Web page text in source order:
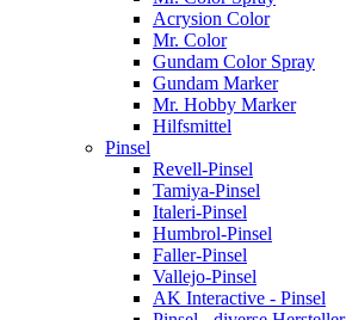
Acrysion Color
Mr. Color
Gundam Color Spray
Gundam Marker
Mr. Hobby Marker
Hilfsmittel
Pinsel
Revell-Pinsel
Tamiya-Pinsel
Italeri-Pinsel
Humbrol-Pinsel
Faller-Pinsel
Vallejo-Pinsel
AK Interactive - Pinsel